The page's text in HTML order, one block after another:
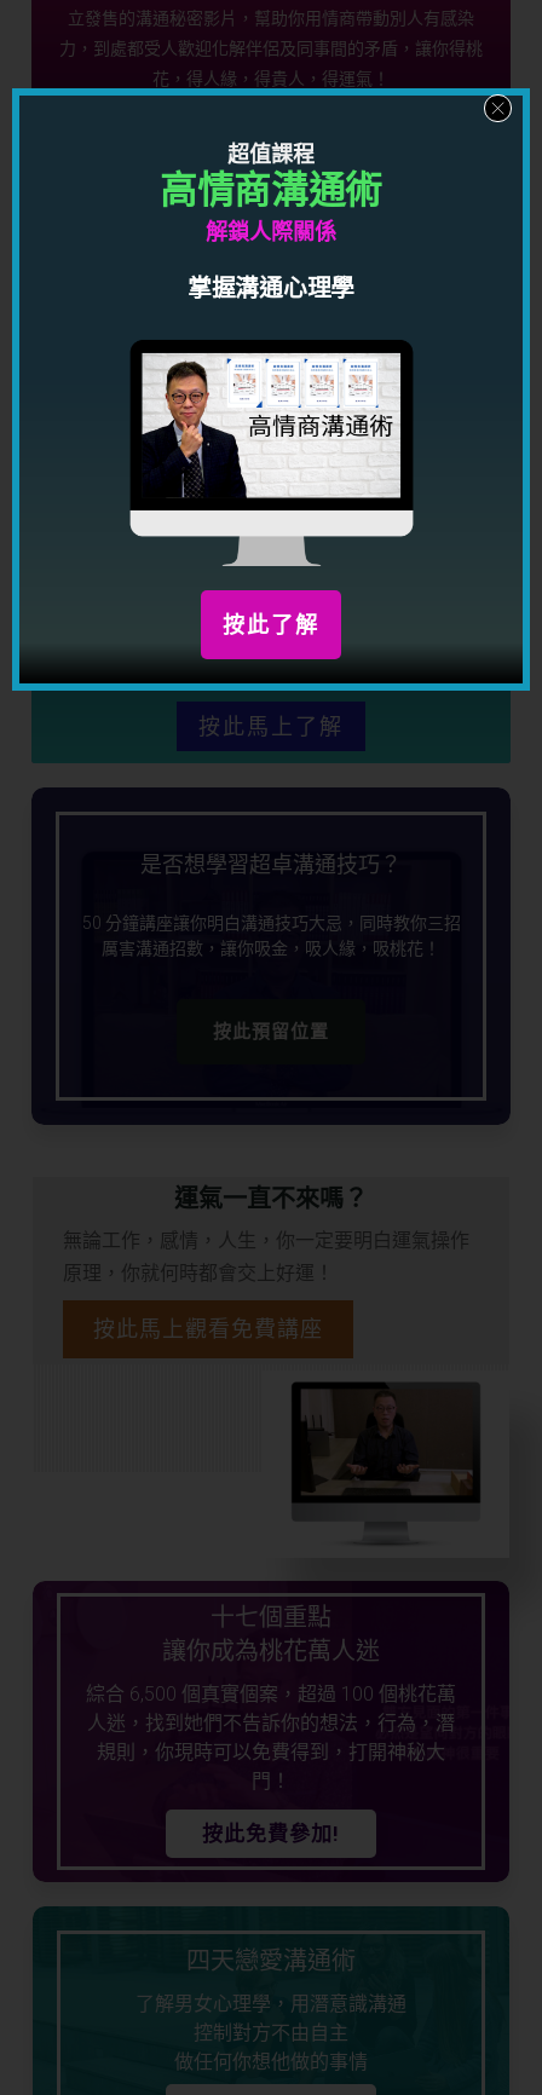
立發售的溝通秘密影片，幫助你用情商帶動別人有感染
力，到處都受人歡迎化解伴侶及同事間的矛盾，讓你得桃
花，得人緣，得貴人，得運氣！
按此馬上了解
愛情心理學控心術限時優惠！
限時優惠期間，你只需要 HKD489.00（原價 4,960），
就可以學習强大的心理學控心術課程，幫助你控制別人想
法，在潛意識之中調校對方，讓對方做著你想他做的事
情！
按此馬上了解
是否想學習超卓溝通技巧？
50 分鐘講座讓你明白溝通技巧大忌，同時教你三招
厲害溝通招數，讓你吸金，吸人緣，吸桃花！
按此預留位置
運氣一直不來嗎？
無論工作，感情，人生，你一定要明白運氣操作
原理，你就何時都會交上好運！
按此馬上觀看免費講座
十七個重點
讓你成為桃花萬人迷
綜合 6,500 個真實個案，超過 100 個桃花萬
人迷，找到她們不告訴你的想法，行為，潛
規則，你現時可以免費得到，打開神秘大
門！
按此免費參加!
四天戀愛溝通術
了解男女心理學，用潛意識溝通
控制對方不由自主
做任何你想他做的事情
超值課程
高情商溝通術
解鎖人際關係
掌握溝通心理學
按此了解